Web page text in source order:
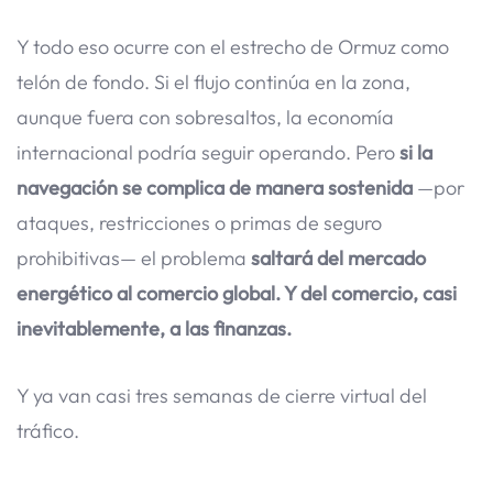
Y todo eso ocurre con el estrecho de Ormuz como
telón de fondo. Si el flujo continúa en la zona,
aunque fuera con sobresaltos, la economía
internacional podría seguir operando. Perosi la
navegación se complica de manera sostenida —por
ataques, restricciones o primas de seguro
prohibitivas— el problema saltará del mercado
energético al comercio global. Y del comercio, casi
inevitablemente, a las finanzas.
Y ya van casi tres semanas de cierre virtual del
tráfico.